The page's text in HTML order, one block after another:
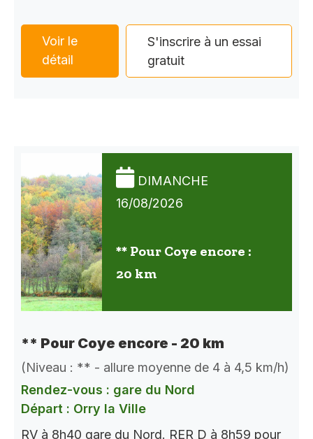
Voir le
détail
S'inscrire à un essai
gratuit
DIMANCHE
16/08/2026
** Pour Coye encore :
20 km
** Pour Coye encore - 20 km
(Niveau : ** - allure moyenne de 4 à 4,5 km/h)
Rendez-vous : gare du Nord
Départ : Orry la Ville
RV à 8h40 gare du Nord. RER D à 8h59 pour